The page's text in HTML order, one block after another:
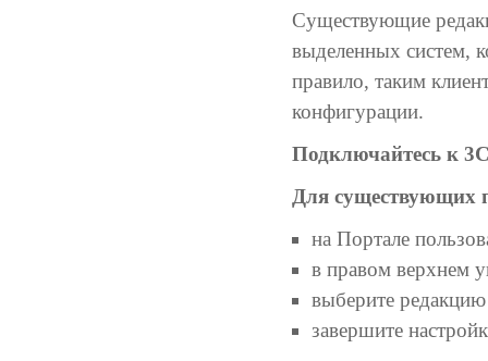
Существующие
выделенных систем,
правило, таким
конфигурации.
Подключайтесь к
Для существующих
на Портале
в правом верхнем
выберите
завершите